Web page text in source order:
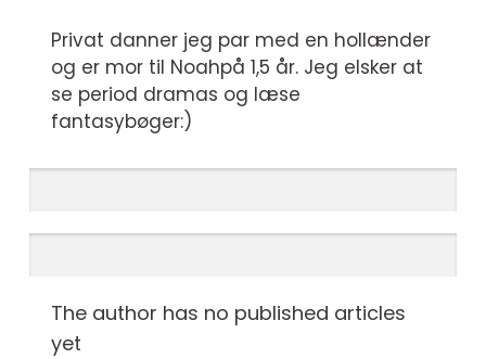
Privat danner jeg par med en hollænder
og er mor til Noahpå 1,5 år. Jeg elsker at
se period dramas og læse
fantasybøger:)
The author has no published articles
yet